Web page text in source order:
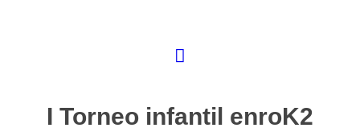
I Torneo infantil enroK2